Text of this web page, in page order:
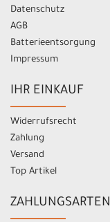
Datenschutz
AGB
Batterieentsorgung
Impressum
IHR EINKAUF
Widerrufsrecht
Zahlung
Versand
Top Artikel
ZAHLUNGSARTEN